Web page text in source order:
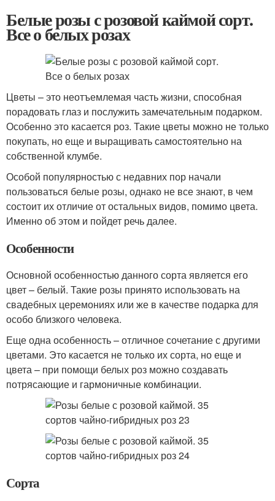
Белые розы с розовой каймой сорт.
Все о белых розах
Цветы – это неотъемлемая часть жизни, способная
порадовать глаз и послужить замечательным подарком.
Особенно это касается роз. Такие цветы можно не только
покупать, но еще и выращивать самостоятельно на
собственной клумбе.
Особой популярностью с недавних пор начали
пользоваться белые розы, однако не все знают, в чем
состоит их отличие от остальных видов, помимо цвета.
Именно об этом и пойдет речь далее.
Особенности
Основной особенностью данного сорта является его
цвет – белый. Такие розы принято использовать на
свадебных церемониях или же в качестве подарка для
особо близкого человека.
Еще одна особенность – отличное сочетание с другими
цветами. Это касается не только их сорта, но еще и
цвета – при помощи белых роз можно создавать
потрясающие и гармоничные комбинации.
Сорта